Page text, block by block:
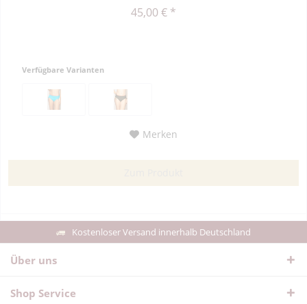
45,00 € *
Verfügbare Varianten
Merken
Kostenloser Versand innerhalb Deutschland
Über uns
Shop Service